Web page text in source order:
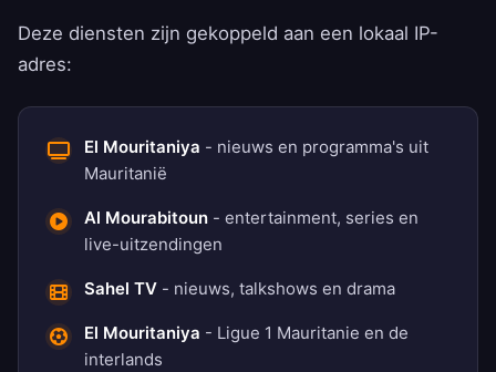
Deze diensten zijn gekoppeld aan een lokaal IP-
adres:
El Mouritaniya - nieuws en programma's uit
Mauritanië
Al Mourabitoun - entertainment, series en
live-uitzendingen
Sahel TV - nieuws, talkshows en drama
El Mouritaniya - Ligue 1 Mauritanie en de
interlands